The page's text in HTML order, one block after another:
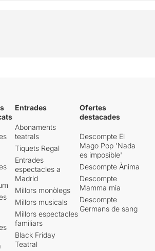
Entrades
Abonaments
teatrals
Tiquets Regal
Entrades
espectacles a
Madrid
Millors monòlegs
Millors musicals
Millors espectacles
familiars
Black Friday
Teatral
Ofertes
destacades
Descompte El
Mago Pop 'Nada
es imposible'
Descompte Ànima
Descompte
Mamma mia
Descompte
Germans de sang